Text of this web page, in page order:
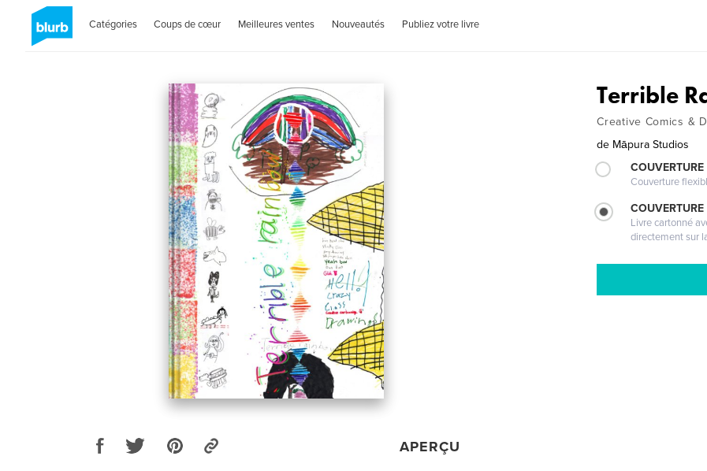
Catégories Coups de cœur Meilleures ventes Nouveautés Publiez votre livre
APERÇU
Terrible
Creative Comics &
de Māpura Studios
COUVERTURE
Couverture
Livre cartonné
directement sur